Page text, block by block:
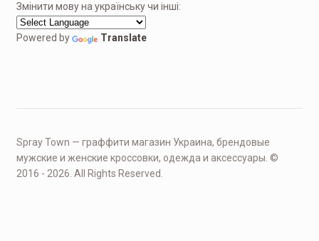
Змінити мову на українську чи інші:
Powered by Translate
Spray Town — граффити магазин Украина, брендовые
мужские и женские кроссовки, одежда и аксессуары. ©
2016 - 2026. All Rights Reserved.